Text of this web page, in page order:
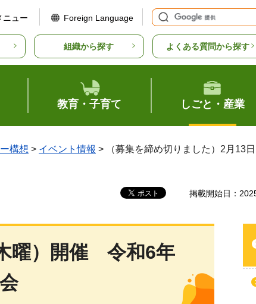
ニュー Foreign Language
組織から探す よくある質問から探す
教育・子育て しごと・産業
構想 > イベント情報 > （募集を締め切りました）2月13
掲載開始日：
曜）開催 令和6年